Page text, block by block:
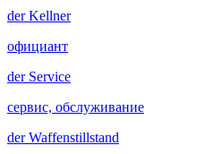
derKellner
официант
derService
сервис, обслуживание
derWaffenstillstand